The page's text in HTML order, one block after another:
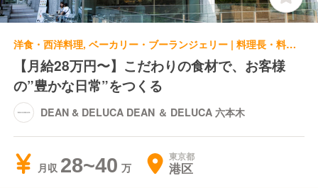
洋食・西洋料理, ベーカリー・ブーランジェリー | 料理長・料理長候補 | DEAN & DELUCA DEAN ＆ DELUCA 六本木
【月給28万円〜】こだわりの食材で、お客様
の”豊かな日常”をつくる
DEAN & DELUCA DEAN ＆ DELUCA 六本木
月収 28~40 東京都
港区